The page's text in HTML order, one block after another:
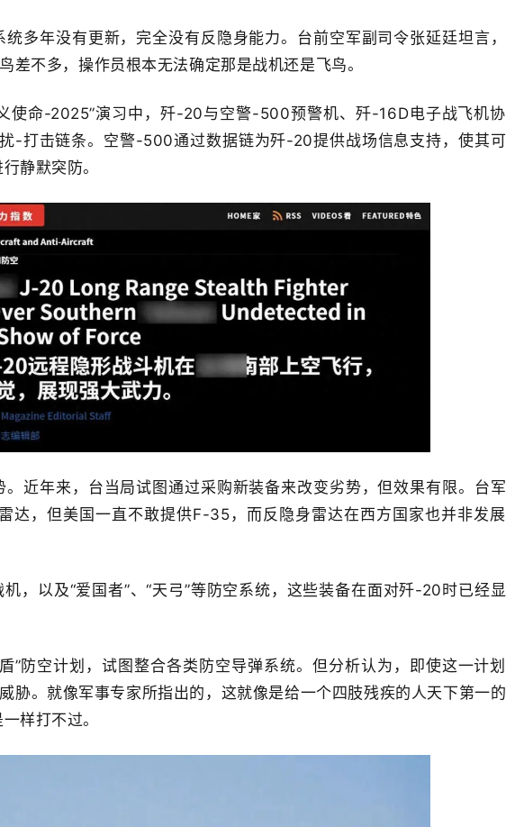
统多年没有更新，完全没有反隐身能力。台前空军副司令张延廷坦言
差不多，操作员根本无法确定那是战机还是飞鸟。
使命-2025”演习中，歼-20与空警-500预警机、歼-16D电子战飞机
-打击链条。空警-500通过数据链为歼-20提供战场信息支持，使其
静默突防。
。近年来，台当局试图通过采购新装备来改变劣势，但效果有限。台
达，但美国一直不敢提供F-35，而反隐身雷达在西方国家也并非发
，以及“爱国者”、“天弓”等防空系统，这些装备在面对歼-20时已经
”防空计划，试图整合各类防空导弹系统。但分析认为，即使这一计
胁。 就像军事专家所指出的，这就像是给一个四肢残疾的人天下第一
样打不过。